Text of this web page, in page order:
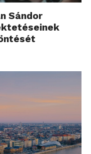
Sándor